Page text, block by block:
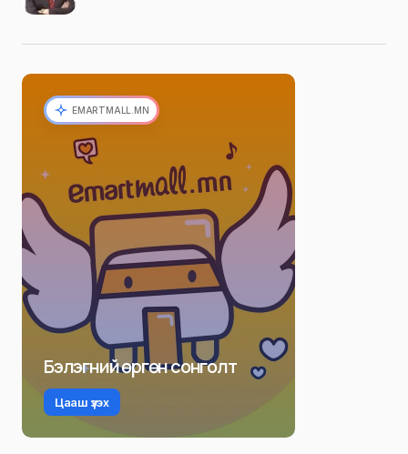
EMARTMALL.MN
Бэлэгний өргөн сонголт
Цааш үзэх